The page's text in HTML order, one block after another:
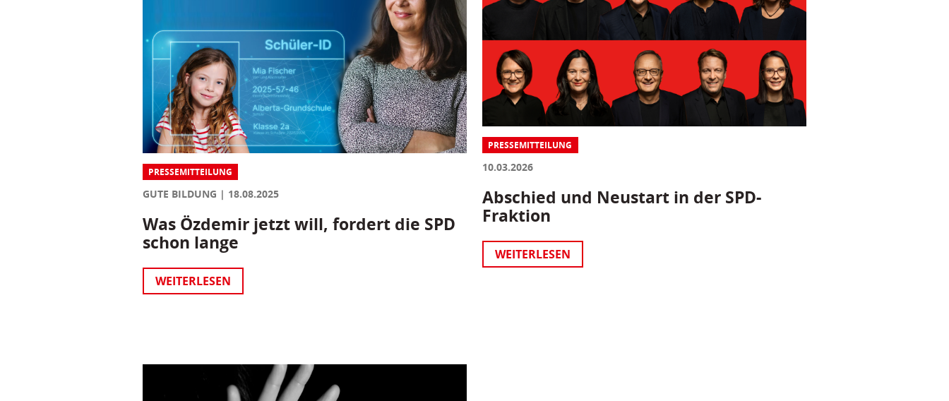
PRESSEMITTEILUNG
GUTE BILDUNG 18.08.2025
Was Özdemir jetzt will, fordert die SPD
schon lange
WEITERLESEN
PRESSEMITTEILUNG
10.03.2026
Abschied und Neustart in der SPD-
Fraktion
WEITERLESEN